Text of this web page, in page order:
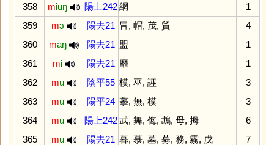
358
miuŋ 陽上242 網
1
359
mɔ 陽去21 冒, 帽, 茂, 貿
4
360
maŋ 陽去21 盟
1
361
mi 陽去21 靡
1
362
mu 陰平55 模, 巫, 誣
3
363
mu 陽平24 摹, 無, 模
3
364
mu 陽上242 武, 舞, 侮, 鵡, 母, 拇
6
365
mu 陽去21 暮, 慕, 墓, 募, 務, 霧, 戊
7